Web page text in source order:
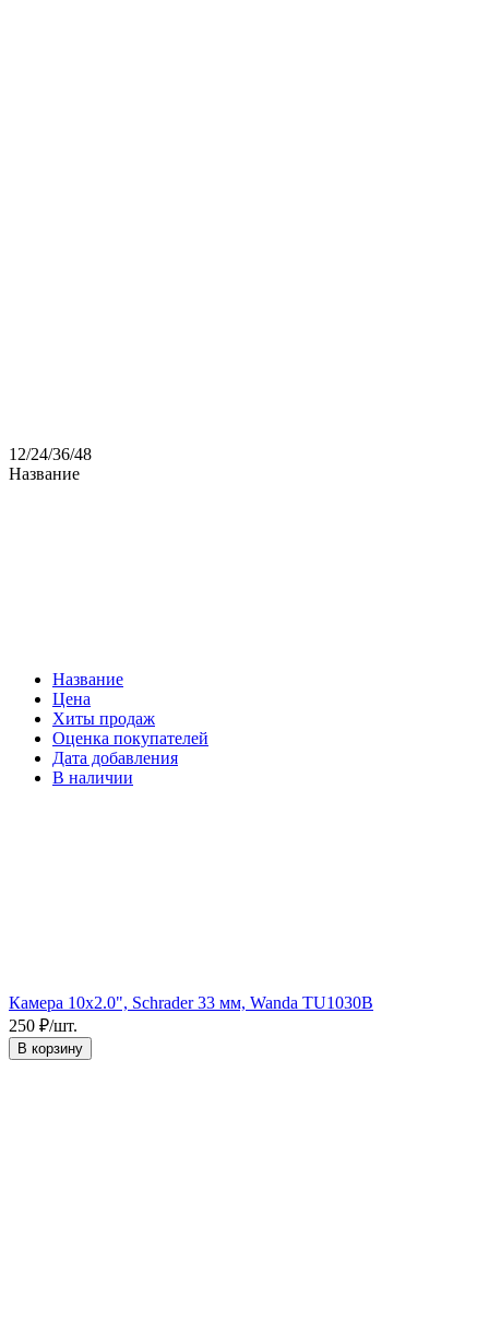
12/24/36/48
Название
Название
Цена
Хиты продаж
Оценка покупателей
Дата добавления
В наличии
Камера 10x2.0", Schrader 33 мм, Wanda TU1030B
250 ₽/шт.
В корзину